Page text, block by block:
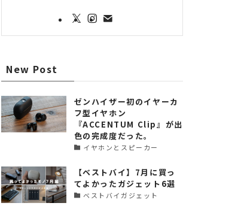
New Post
ゼンハイザー初のイヤーカ
フ型イヤホン
『ACCENTUM Clip』が出
色の完成度だった。
イヤホンとスピーカー
【ベストバイ】7月に買っ
てよかったガジェット6選
ベストバイガジェット